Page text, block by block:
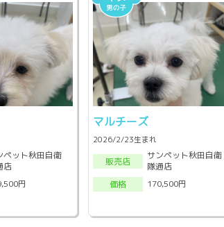
ペット秋田自衛
店
円
マルチーズ
2026/2/23生まれ
販売店
サンペット秋田自衛
隊通店
価格
170,500円